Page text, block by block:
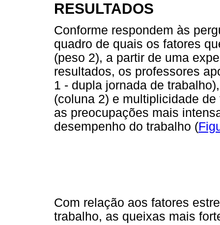
RESULTADOS
Conforme respondem às
quadro de quais os fatores
(peso 2), a partir de uma
resultados, os professores
1 - dupla jornada de
(coluna 2) e multiplicidade
as preocupações mais
desempenho do trabalho (
Com relação aos fatores
trabalho, as queixas mais